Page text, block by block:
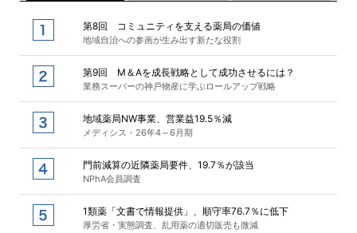
第8回 コミュニティを支える薬局の価値
地域自治への参画が生み出す新たな役割
第9回 M＆Aを成長戦略として成功させるには？
業務スーパーの神戸物産に学ぶロールアップ戦略
地域薬局NW事業、営業益19.5％減
メディシス・26年4～6月期
門前減算の近隣薬局要件、19.7％が該当
NPhA会員調査
1類薬「文書で情報提供」、順守率76.7％に低下
厚労省・実態調査、乱用薬の適切販売も微減